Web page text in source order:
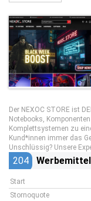
Der NEXOC STORE ist
Notebooks,
Komplettsystemen zu
Kund*innen immer das
Unschlüssig? Unsere
204 Werbemittel
Start
Stornoquote